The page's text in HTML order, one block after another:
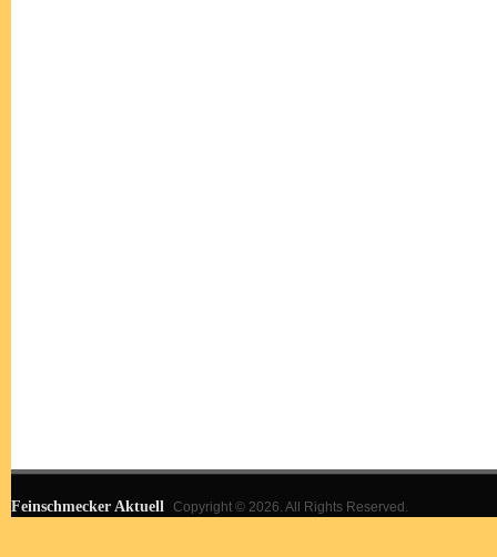
Feinschmecker Aktuell Copyright © 2026. All Rights Reserved.